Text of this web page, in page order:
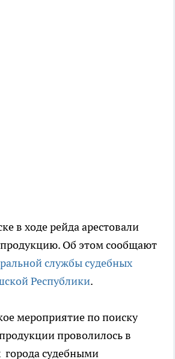
в ходе рейда арестовали
Об этом сообщают
службы судебных
Республики.
мероприятие по поиску
проволилось в
города судебными